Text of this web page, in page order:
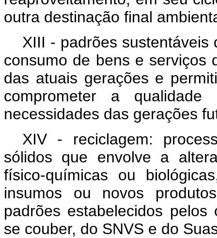
outra destinação final
XIII - padrões
consumo de bens e serviços
das atuais gerações e
comprometer a
necessidades das gerações
XIV - reciclagem:
sólidos que envolve a
físico-químicas ou
insumos ou novos
padrões estabelecidos
se couber, do SNVS e do